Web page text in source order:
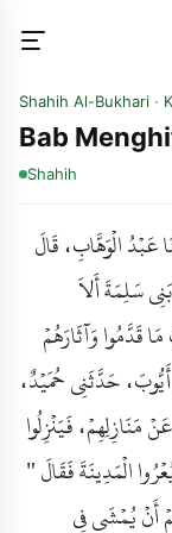
Shahih Al-Bukhari ·
Bab
Shahih
الْوَهَّابِ، قَالَ
سَلِمَةَ أَلاَ
قَدَّمُوا وَآثَارَهُمْ
حَدَّثَنِي حُمَيْدٌ،
مَنَازِلِهِمْ، فَيَنْزِلُوا
الْمَدِينَةَ فَقَالَ "
أَنْ يُمْشَى فِي